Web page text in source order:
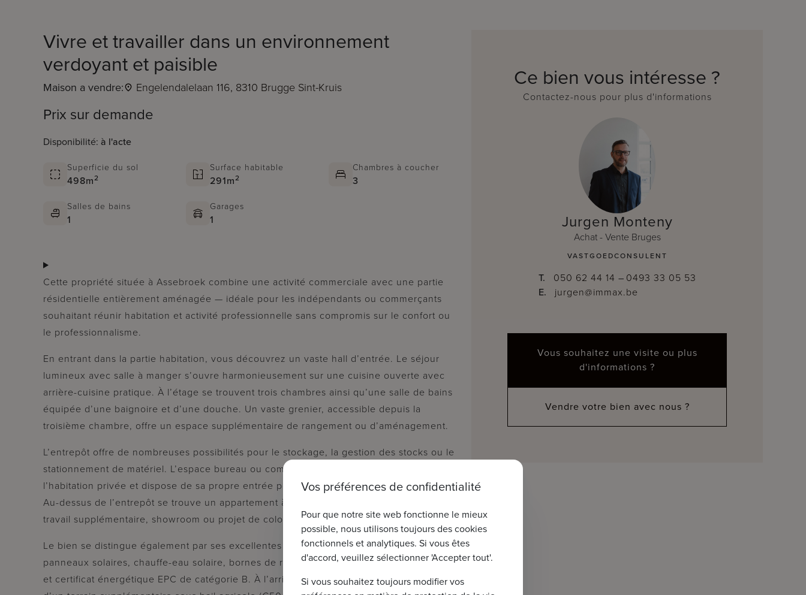
Vivre et travailler dans un environnement
verdoyant et paisible
Maison a vendre: Engelendalelaan 116, 8310 Brugge Sint-Kruis
Prix sur demande
Disponibilité: à l'acte
Superficie du sol
498m2
Surface habitable
291m2
Chambres à coucher
3
Salles de bains
1
Garages
1
Cette propriété située à Assebroek combine une activité commerciale avec une partie
résidentielle entièrement aménagée — idéale pour les indépendants ou commerçants
souhaitant réunir habitation et activité professionnelle sans compromis sur le confort ou
le professionnalisme.
En entrant dans la partie habitation, vous découvrez un vaste hall d’entrée. Le séjour
lumineux avec salle à manger s’ouvre harmonieusement sur une cuisine ouverte avec
arrière-cuisine pratique. À l’étage se trouvent trois chambres ainsi qu’une salle de bains
équipée d’une baignoire et d’une douche. Un vaste grenier, accessible depuis la
troisième chambre, offre un espace supplémentaire de rangement ou d’aménagement.
L’entrepôt offre de nombreuses possibilités pour le stockage, la gestion des stocks ou le
stationnement de matériel. L’espace bureau ou commercial est intelligemment séparé de
l’habitation privée et dispose de sa propre entrée pour les clients ou les fournisseurs.
Au-dessus de l’entrepôt se trouve un appartement à rénover, idéal comme espace de
travail supplémentaire, showroom ou projet de colocation.
Le bien se distingue également par ses excellentes performances énergétiques :
panneaux solaires, chauffe-eau solaire, bornes de recharge pour véhicules électriques
et certificat énergétique EPC de catégorie B. À l’arrière de la parcelle, vous bénéficiez
Ce bien vous intéresse ?
Contactez-nous pour plus d'informations
Jurgen Monteny
Achat - Vente Bruges
VASTGOEDCONSULENT
T. 050 62 44 14 – 0493 33 05 53
E.
jurgen@immax.be
Vous souhaitez une visite ou plus
d'informations ?
Vendre votre bien avec nous ?
Vos préférences de confidentialité
Pour que notre site web fonctionne le mieux
possible, nous utilisons toujours des cookies
fonctionnels et analytiques. Si vous êtes
d'accord, veuillez sélectionner 'Accepter tout'.
Si vous souhaitez toujours modifier vos